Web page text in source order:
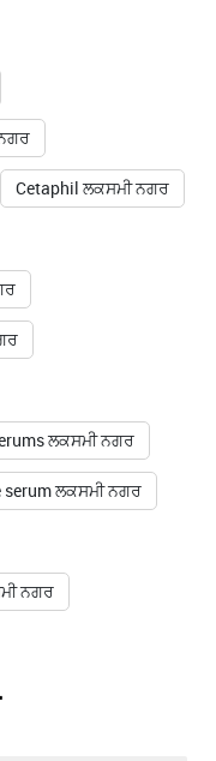
Cetaphil ਲਕਸਮੀ ਨਗਰ
ਲਕਸਮੀ ਨਗਰ
serum ਲਕਸਮੀ ਨਗਰ
ਨਗਰ